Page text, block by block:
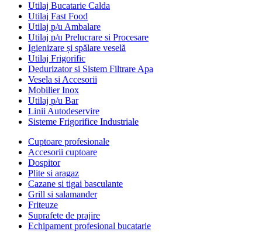
Utilaj Bucatarie Calda
Utilaj Fast Food
Utilaj p/u Ambalare
Utilaj p/u Prelucrare si Procesare
Igienizare și spălare veselă
Utilaj Frigorific
Dedurizator si Sistem Filtrare Apa
Vesela si Accesorii
Mobilier Inox
Utilaj p/u Bar
Linii Autodeservire
Sisteme Frigorifice Industriale
Cuptoare profesionale
Accesorii cuptoare
Dospitor
Plite si aragaz
Cazane si tigai basculante
Grill si salamander
Friteuze
Suprafete de prajire
Echipament profesional bucatarie